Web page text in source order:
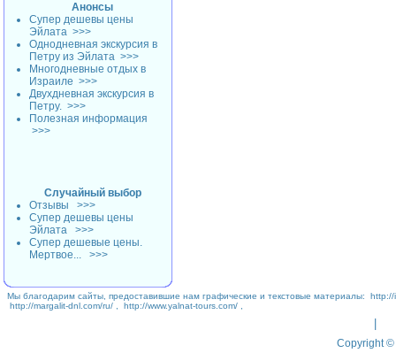
Анонсы
Супер дешевы цены
Эйлата >>>
Однодневная экскурсия в
Петру из Эйлата >>>
Многодневные отдых в
Израиле >>>
Двухдневная экскурсия в
Петру. >>>
Полезная информация
>>>
Случайный выбор
Отзывы
>>>
Супер дешевы цены
Эйлата
>>>
Супер дешевые цены.
Мертвое...
>>>
Мы благодарим сайты, предоставившие нам графические и текстовые материалы:
http://
http://margalit-dnl.com/ru/
http://www.yalnat-tours.com/
Copyright ©